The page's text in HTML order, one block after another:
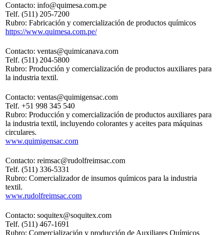
Contacto: info@quimesa.com.pe
Telf. (511) 205-7200
Rubro: Fabricación y comercialización de productos químicos
https://www.quimesa.com.pe/
Contacto: ventas@quimicanava.com
Telf. (511) 204-5800
Rubro: Producción y comercialización de productos auxiliares para
la industria textil.
Contacto: ventas@quimigensac.com
Telf. +51 998 345 540
Rubro: Producción y comercialización de productos auxiliares para
la industria textil, incluyendo colorantes y aceites para máquinas
circulares.
www.quimigensac.com
Contacto: reimsac@rudolfreimsac.com
Telf. (511) 336-5331
Rubro: Comercializador de insumos químicos para la industria
textil.
www.rudolfreimsac.com
Contacto: soquitex@soquitex.com
Telf. (511) 467-1691
Rubro: Comercialización y producción de Auxiliares Químicos